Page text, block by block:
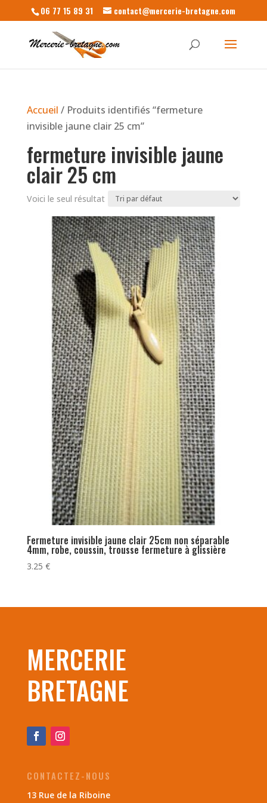
06 77 15 89 31 contact@mercerie-bretagne.com
Accueil / Produits identifiés “fermeture
invisible jaune clair 25 cm”
fermeture invisible jaune
clair 25 cm
Voici le seul résultat
Fermeture invisible jaune clair 25cm non séparable
4mm, robe, coussin, trousse fermeture à glissière
3.25 €
MERCERIE
BRETAGNE
CONTACTEZ-NOUS
13 Rue de la Riboine